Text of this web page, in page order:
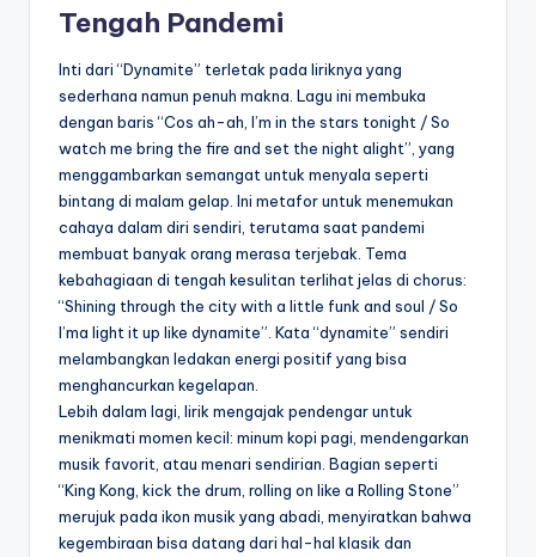
Tengah Pandemi
Inti dari “Dynamite” terletak pada liriknya yang
sederhana namun penuh makna. Lagu ini membuka
dengan baris “Cos ah-ah, I’m in the stars tonight / So
watch me bring the fire and set the night alight”, yang
menggambarkan semangat untuk menyala seperti
bintang di malam gelap. Ini metafor untuk menemukan
cahaya dalam diri sendiri, terutama saat pandemi
membuat banyak orang merasa terjebak. Tema
kebahagiaan di tengah kesulitan terlihat jelas di chorus:
“Shining through the city with a little funk and soul / So
I’ma light it up like dynamite”. Kata “dynamite” sendiri
melambangkan ledakan energi positif yang bisa
menghancurkan kegelapan.
Lebih dalam lagi, lirik mengajak pendengar untuk
menikmati momen kecil: minum kopi pagi, mendengarkan
musik favorit, atau menari sendirian. Bagian seperti
“King Kong, kick the drum, rolling on like a Rolling Stone”
merujuk pada ikon musik yang abadi, menyiratkan bahwa
kegembiraan bisa datang dari hal-hal klasik dan